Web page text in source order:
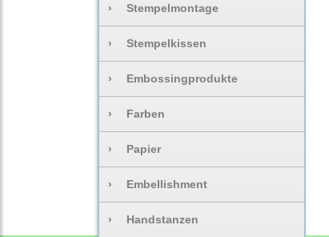
› Stempelmontage
› Stempelkissen
› Embossingprodukte
› Farben
› Papier
› Embellishment
› Handstanzen